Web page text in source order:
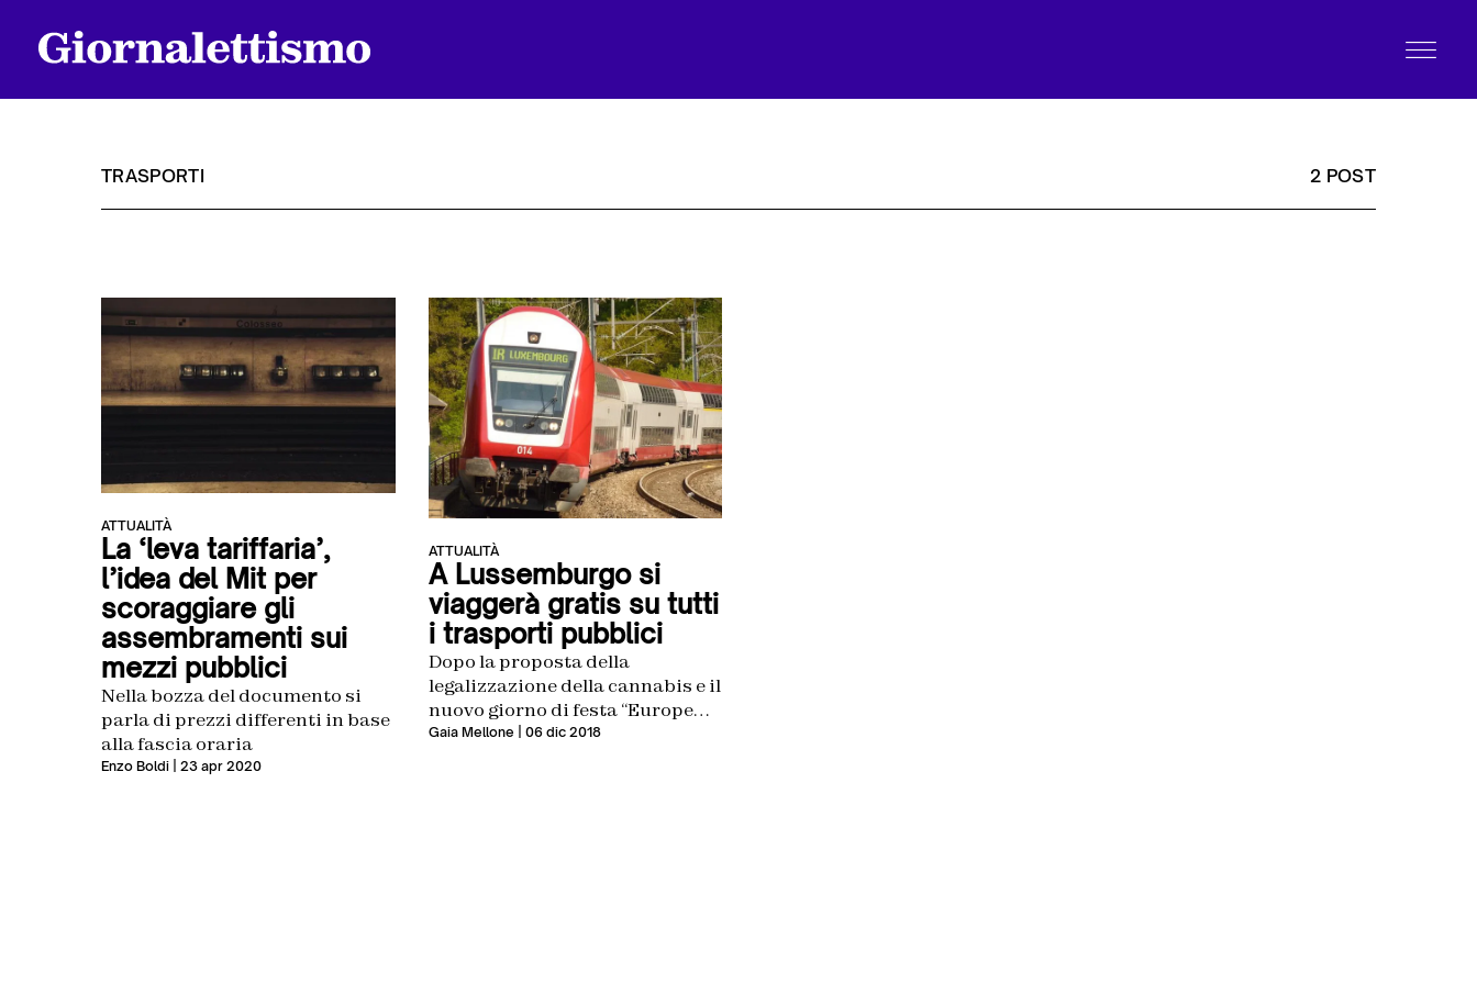
Chi siamo
TRASPORTI 2 POST
ATTUALITÀ
La ‘leva tariffaria’,
l’idea del Mit per
scoraggiare gli
assembramenti sui
mezzi pubblici
Nella bozza del documento si
parla di prezzi differenti in base
alla fascia oraria
Enzo Boldi | 23 apr 2020
ATTUALITÀ
A Lussemburgo si
viaggerà gratis su tutti
i trasporti pubblici
Dopo la proposta della
legalizzazione della cannabis e il
nuovo giorno di festa “Europe
day”, il piccolo stato sta
Gaia Mellone | 06 dic 2018